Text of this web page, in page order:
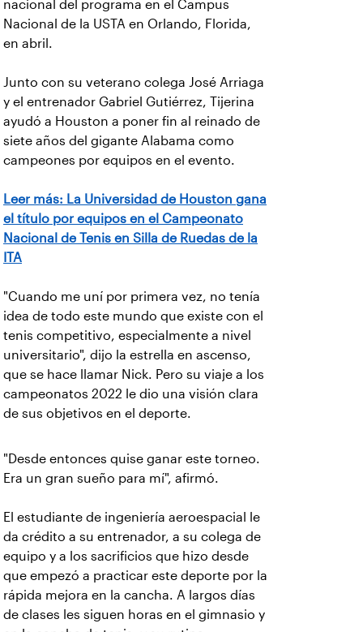
nacional del programa en el Campus
Nacional de la USTA en Orlando, Florida,
en abril.
Junto con su veterano colega José Arriaga
y el entrenador Gabriel Gutiérrez, Tijerina
ayudó a Houston a poner fin al reinado de
siete años del gigante Alabama como
campeones por equipos en el evento.
Leer más: La Universidad de Houston gana
el título por equipos en el Campeonato
Nacional de Tenis en Silla de Ruedas de la
ITA
"Cuando me uní por primera vez, no tenía
idea de todo este mundo que existe con el
tenis competitivo, especialmente a nivel
universitario", dijo la estrella en ascenso,
que se hace llamar Nick. Pero su viaje a los
campeonatos 2022 le dio una visión clara
de sus objetivos en el deporte.
"Desde entonces quise ganar este torneo.
Era un gran sueño para mí", afirmó.
El estudiante de ingeniería aeroespacial le
da crédito a su entrenador, a su colega de
equipo y a los sacrificios que hizo desde
que empezó a practicar este deporte por la
rápida mejora en la cancha. A largos días
de clases les siguen horas en el gimnasio y